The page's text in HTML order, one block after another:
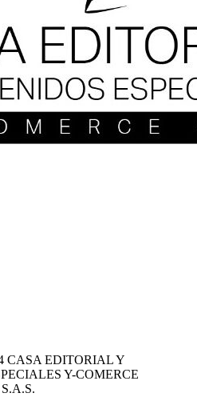
CASA EDITORIALY
Y-COMERCE
S.A.S.